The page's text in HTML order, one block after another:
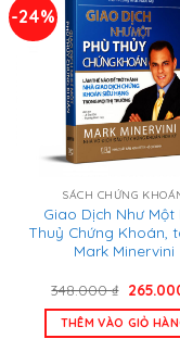
-24%
SÁCH CHỨNG
Giao Dịch Như Một
Thuỷ Chứng Khoán,
Mark Minervini
348.000₫ Giá
là:
348.000
THÊM VÀO GIỎ